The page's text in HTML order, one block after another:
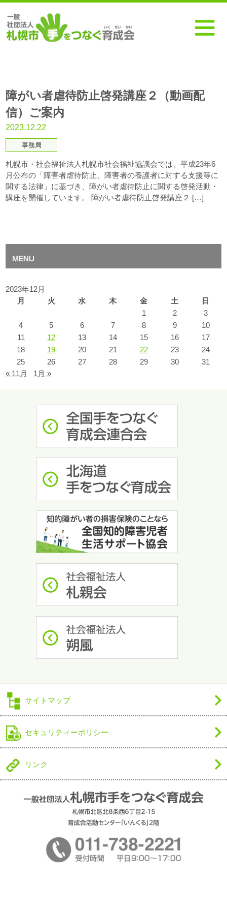
障がい者虐待防止啓発講座２（動画配
信）ご案内
2023.12.22
事務局
札幌市・社会福祉法人札幌市社会福祉協議会では、平成23年6
月公布の「障害者虐待防止、障害者の養護者に対する支援等に
関する法律」に基づき、障がい者虐待防止に関する啓発活動・
講座を開催しています。 障がい者虐待防止啓発講座２ […]
2023年12月
月
火 水 木 金 土
日
1
2
3
4
5 6 7 8 9
10
11
12 13 14 15 16
17
18
19 20 21 22 23
24
25
26 27 28 29 30
31
« 11月
1月 »
サイトマップ
セキュリティーポリシー
リンク